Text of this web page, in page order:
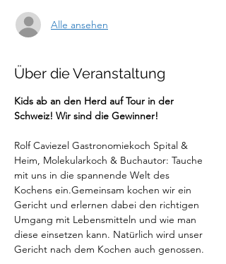
Alle ansehen
Über die Veranstaltung
Kids ab an den Herd auf Tour in der
Schweiz! Wir sind die Gewinner!
Rolf Caviezel Gastronomiekoch Spital &
Heim, Molekularkoch & Buchautor: Tauche
mit uns in die spannende Welt des
Kochens ein.Gemeinsam kochen wir ein
Gericht und erlernen dabei den richtigen
Umgang mit Lebensmitteln und wie man
diese einsetzen kann. Natürlich wird unser
Gericht nach dem Kochen auch genossen.